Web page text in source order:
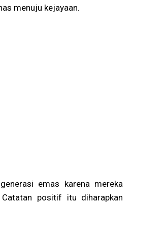
menuju kejayaan.
emas karena mereka
positif itu diharapkan